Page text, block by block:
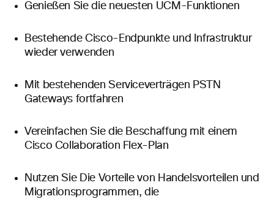
Genießen Sie die neuesten UCM-Funktionen
Bestehende Cisco-Endpunkte und Infrastruktur
wieder verwenden
Mit bestehenden Serviceverträgen PSTN
Gateways fortfahren
Vereinfachen Sie die Beschaffung mit einem
Cisco Collaboration Flex-Plan
Nutzen Sie Die Vorteile von Handelsvorteilen und
Migrationsprogrammen, die